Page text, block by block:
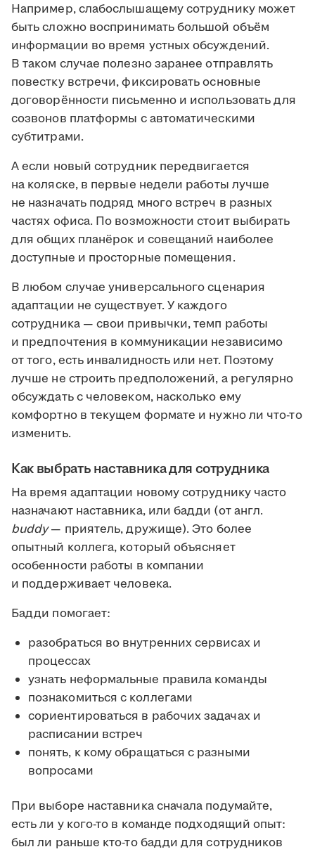
Например, слабослышащему сотруднику может
быть сложно воспринимать большой объём
информации во время устных обсуждений.
В таком случае полезно заранее отправлять
повестку встречи, фиксировать основные
договорённости письменно и использовать для
созвонов платформы с автоматическими
субтитрами.
А если новый сотрудник передвигается
на коляске, в первые недели работы лучше
не назначать подряд много встреч в разных
частях офиса. По возможности стоит выбирать
для общих планёрок и совещаний наиболее
доступные и просторные помещения.
В любом случае универсального сценария
адаптации не существует. У каждого
сотрудника — свои привычки, темп работы
и предпочтения в коммуникации независимо
от того, есть инвалидность или нет. Поэтому
лучше не строить предположений, а регулярно
обсуждать с человеком, насколько ему
комфортно в текущем формате и нужно ли что-то
изменить.
Как выбрать наставника для сотрудника
На время адаптации новому сотруднику часто
назначают наставника, или бадди (от англ.
buddy— приятель, дружище). Это более
опытный коллега, который объясняет
особенности работы в компании
и поддерживает человека.
Бадди помогает:
разобраться во внутренних сервисах и
процессах
узнать неформальные правила команды
познакомиться с коллегами
сориентироваться в рабочих задачах и
расписании встреч
понять, к кому обращаться с разными
вопросами
При выборе наставника сначала подумайте,
есть ли у кого-то в команде подходящий опыт:
был ли раньше кто-то бадди для сотрудников